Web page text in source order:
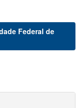
Federal de